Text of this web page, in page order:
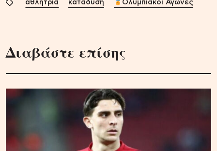
αθλήτρια κατάδυση Ολυμπιακοί Αγώνες
Διαβάστε επίσης